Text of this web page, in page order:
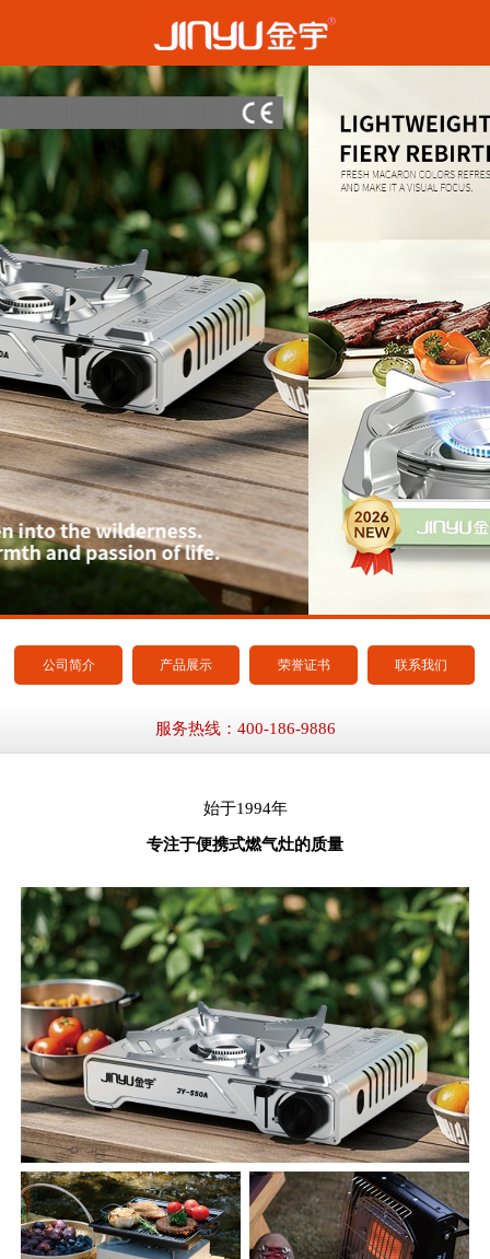
公司简介 产品展示 荣誉证书 联系我们
服务热线：400-186-9886
始于1994年
专注于便携式燃气灶的质量